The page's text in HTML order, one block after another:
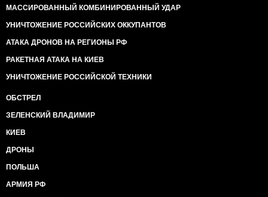
МАССИРОВАННЫЙ КОМБИНИРОВАННЫЙ УДАР
УНИЧТОЖЕНИЕ РОССИЙСКИХ ОККУПАНТОВ
АТАКА ДРОНОВ НА РЕГИОНЫ РФ
РАКЕТНАЯ АТАКА НА КИЕВ
УНИЧТОЖЕНИЕ РОССИЙСКОЙ ТЕХНИКИ
ОБСТРЕЛ
ЗЕЛЕНСКИЙ ВЛАДИМИР
КИЕВ
ДРОНЫ
ПОЛЬША
АРМИЯ РФ